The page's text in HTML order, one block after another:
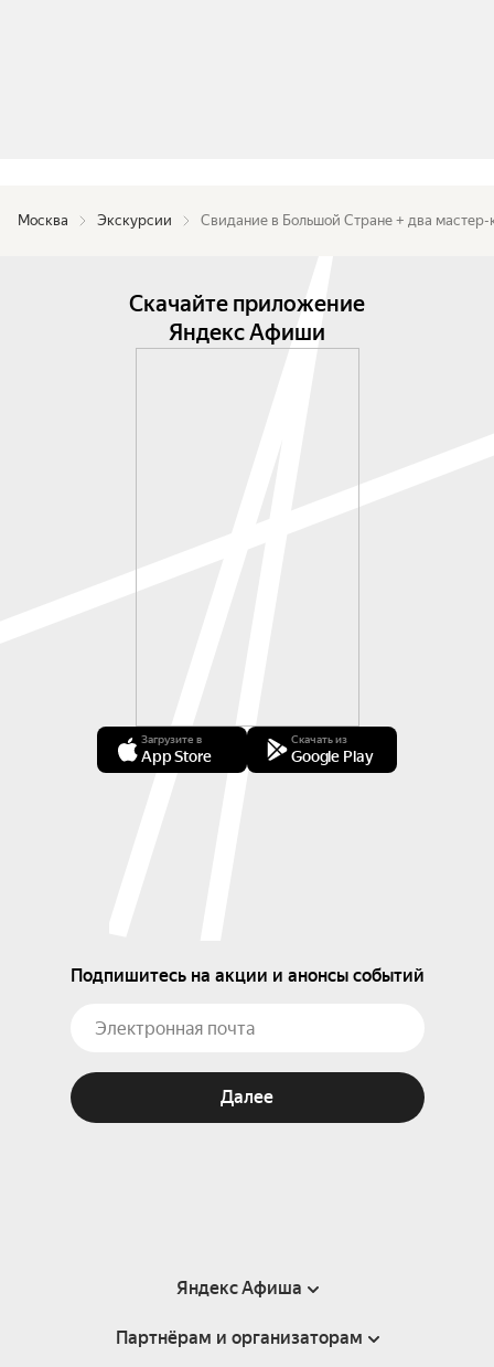
Москва Экскурсии Свидание в Большой Стране + два мастер-
Скачайте приложение
Яндекс Афиши
Загрузите в
App Store
Скачать из
Google Play
Подпишитесь на акции и анонсы событий
Далее
Яндекс Афиша
Справка
Партнёрам и организаторам